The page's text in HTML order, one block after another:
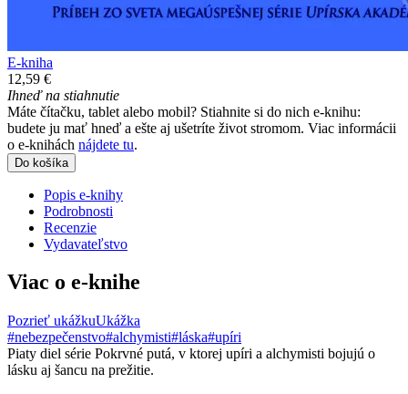
E-kniha
12,59 €
Ihneď na stiahnutie
Máte čítačku, tablet alebo mobil? Stiahnite si do nich e-knihu:
budete ju mať hneď a ešte aj ušetríte život stromom. Viac informácii
o e-knihách nájdete tu.
Do košíka
Popis e-knihy
Podrobnosti
Recenzie
Vydavateľstvo
Viac o e-knihe
Pozrieť ukážkuUkážka
#nebezpečenstvo#alchymisti#láska#upíri
Piaty diel série Pokrvné putá, v ktorej upíri a alchymisti bojujú o
lásku aj šancu na prežitie.